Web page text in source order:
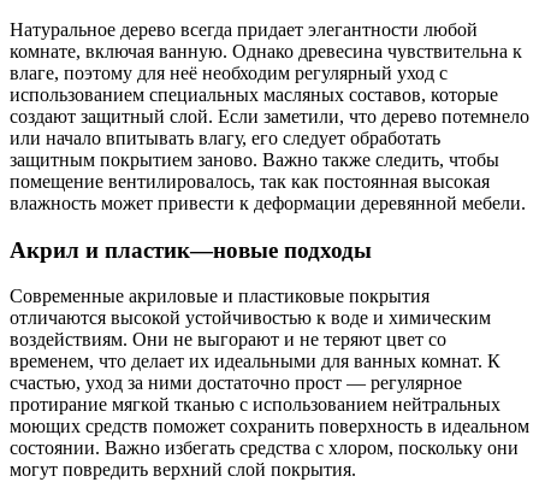
Натуральное дерево всегда придает элегантности любой
комнате, включая ванную. Однако древесина чувствительна к
влаге, поэтому для неё необходим регулярный уход с
использованием специальных масляных составов, которые
создают защитный слой. Если заметили, что дерево потемнело
или начало впитывать влагу, его следует обработать
защитным покрытием заново. Важно также следить, чтобы
помещение вентилировалось, так как постоянная высокая
влажность может привести к деформации деревянной мебели.
Акрил и пластик—новые подходы
Современные акриловые и пластиковые покрытия
отличаются высокой устойчивостью к воде и химическим
воздействиям. Они не выгорают и не теряют цвет со
временем, что делает их идеальными для ванных комнат. К
счастью, уход за ними достаточно прост — регулярное
протирание мягкой тканью с использованием нейтральных
моющих средств поможет сохранить поверхность в идеальном
состоянии. Важно избегать средства с хлором, поскольку они
могут повредить верхний слой покрытия.